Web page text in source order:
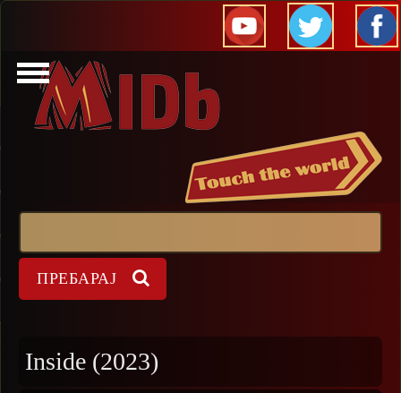
Прескокни
Inside (2023)